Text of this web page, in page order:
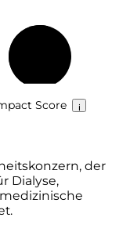
Score
der
Dialyse,